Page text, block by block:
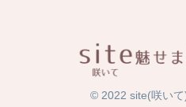
© 2022 site(咲い